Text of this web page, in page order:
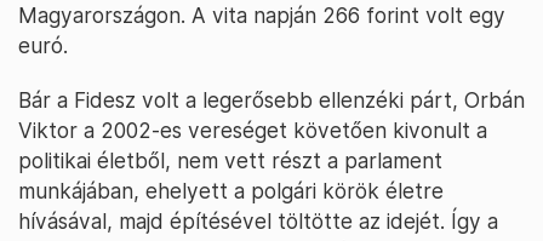
Magyarországon. A vita napján 266 forint volt egy
euró.
Bár a Fidesz volt a legerősebb ellenzéki párt, Orbán
Viktor a 2002-es vereséget követően kivonult a
politikai életből, nem vett részt a parlament
munkájában, ehelyett a polgári körök életre
hívásával, majd építésével töltötte az idejét. Így a